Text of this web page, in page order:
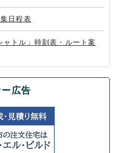
日程表
トル」時刻表・ルート案
広告